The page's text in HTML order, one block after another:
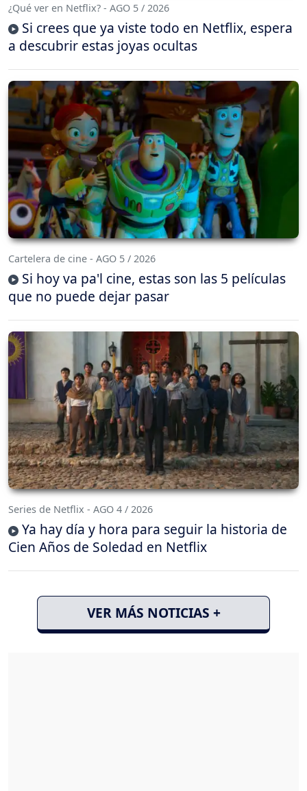
¿Qué ver en Netflix? - AGO 5 / 2026
Si crees que ya viste todo en Netflix, espera
a descubrir estas joyas ocultas
Cartelera de cine - AGO 5 / 2026
Si hoy va pa'l cine, estas son las 5 películas
que no puede dejar pasar
Series de Netflix - AGO 4 / 2026
Ya hay día y hora para seguir la historia de
Cien Años de Soledad en Netflix
VER MÁS NOTICIAS +